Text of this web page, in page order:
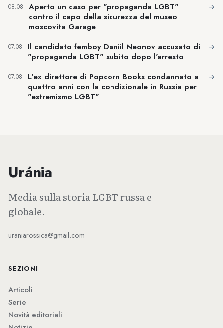
08.08
Aperto un caso per "propaganda LGBT"
contro il capo della sicurezza del museo
moscovita Garage
→
07.08
Il candidato femboy Daniil Neonov accusato di
"propaganda LGBT" subito dopo l'arresto
→
07.08
L'ex direttore di Popcorn Books condannato a
quattro anni con la condizionale in Russia per
"estremismo LGBT"
→
Uránia
Media sulla storia LGBT russa e
globale.
uraniarossica@gmail.com
SEZIONI
Articoli
Serie
Novità editoriali